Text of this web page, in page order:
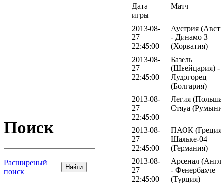
Поиск
Расширеный
поиск
Дата
игры
Матч
2013-08-
27
22:45:00
Аустрия
- Динамо З
(Хорватия)
2013-08-
27
22:45:00
Базель
(Швейцария) -
Лудогорец
(Болгария)
2013-08-
27
22:45:00
Легия
Стяуа
2013-08-
27
22:45:00
ПАОК
Шальке-04
(Германия)
2013-08-
27
22:45:00
Арсенал
- Фенербахче
(Турция)